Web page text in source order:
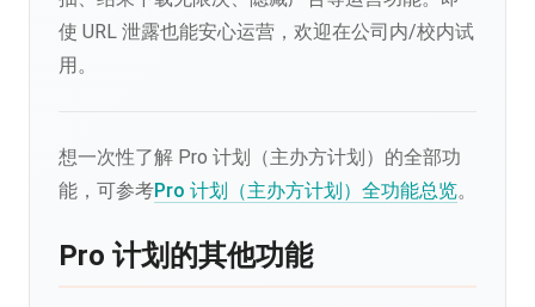
使 URL 泄露也能安心运营，欢迎在公司内/校内试
用。
想一次性了解 Pro 计划（主办方计划）的全部功
能，可参考Pro 计划（主办方计划）全功能总览。
Pro 计划的其他功能